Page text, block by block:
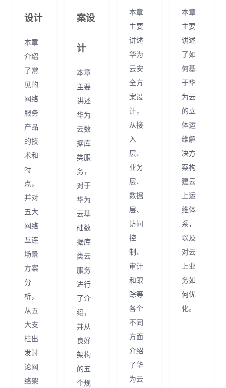
设计
本章
介绍
了常
见的
网络
服务
产品
的技
术和
特
点，
并对
五大
网络
互连
场景
方案
分
析，
从五
大支
柱出
发讨
论网
络架
案设
计
本章
主要
讲述
华为
云数
据库
类服
务，
对于
华为
云基
础数
据库
类云
服务
进行
了介
绍，
并从
良好
架构
的五
个规
本章
主要
讲述
华为
云安
全方
案设
计，
从接
入
层、
业务
层、
数据
层、
访问
控
制、
审计
和跟
踪等
各个
不同
方面
介绍
了华
为云
本章
主要
讲述
了如
何基
于华
为云
的立
体运
维解
决方
案构
建云
上运
维体
系，
以及
对云
上业
务如
何优
化。